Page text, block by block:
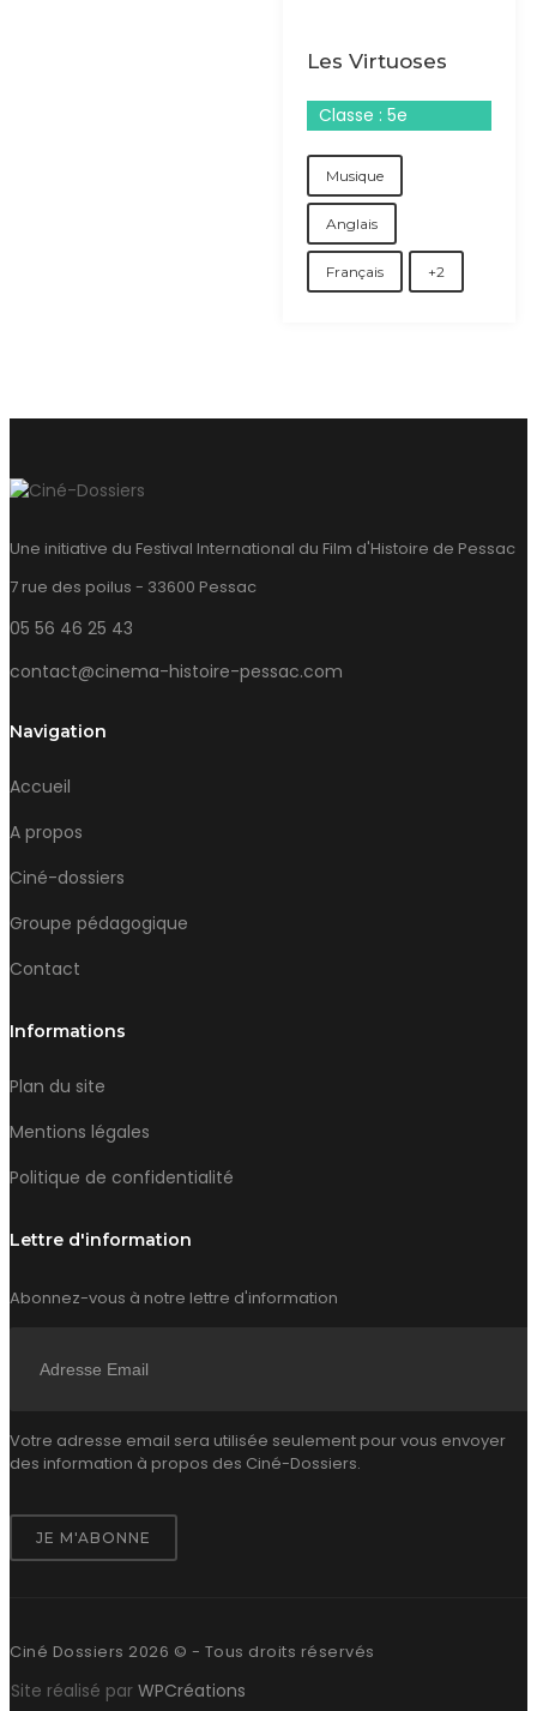
Les Virtuoses
Classe : 5e
Musique
Anglais
Français +2
Une initiative du Festival International du Film d'Histoire de Pessac
7 rue des poilus - 33600 Pessac
05 56 46 25 43
contact@cinema-histoire-pessac.com
Navigation
Accueil
A propos
Ciné-dossiers
Groupe pédagogique
Contact
Informations
Plan du site
Mentions légales
Politique de confidentialité
Lettre d'information
Abonnez-vous à notre lettre d'information
Votre adresse email sera utilisée seulement pour vous envoyer
des information à propos des Ciné-Dossiers.
Ciné Dossiers 2026 © - Tous droits réservés
Site réalisé par WPCréations